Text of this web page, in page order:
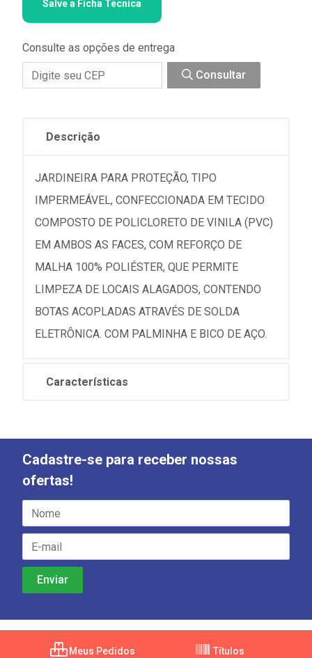
Salve a Ficha Técnica
Consulte as opções de entrega
Consultar
Descrição
JARDINEIRA PARA PROTEÇÃO, TIPO
IMPERMEÁVEL, CONFECCIONADA EM TECIDO
COMPOSTO DE POLICLORETO DE VINILA (PVC)
EM AMBOS AS FACES, COM REFORÇO DE
MALHA 100% POLIÉSTER, QUE PERMITE
LIMPEZA DE LOCAIS ALAGADOS, CONTENDO
BOTAS ACOPLADAS ATRAVÉS DE SOLDA
ELETRÔNICA. COM PALMINHA E BICO DE AÇO.
Características
Cadastre-se para receber nossas
ofertas!
Meus Pedidos Títulos